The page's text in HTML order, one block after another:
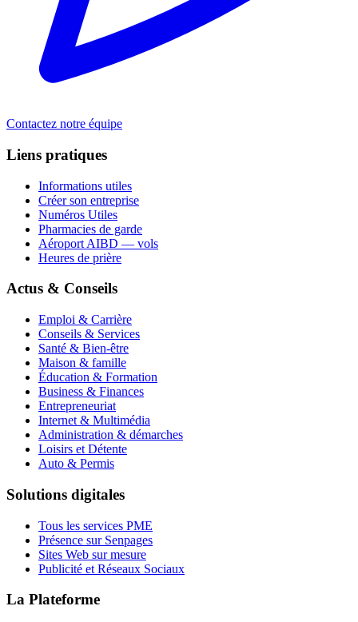
Contactez notre équipe
Liens pratiques
Informations utiles
Créer son entreprise
Numéros Utiles
Pharmacies de garde
Aéroport AIBD — vols
Heures de prière
Actus & Conseils
Emploi & Carrière
Conseils & Services
Santé & Bien-être
Maison & famille
Éducation & Formation
Business & Finances
Entrepreneuriat
Internet & Multimédia
Administration & démarches
Loisirs et Détente
Auto & Permis
Solutions digitales
Tous les services PME
Présence sur Senpages
Sites Web sur mesure
Publicité et Réseaux Sociaux
La Plateforme